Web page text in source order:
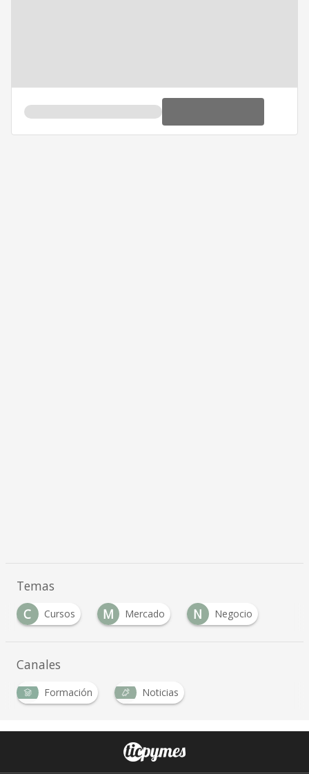
Temas
C
Cursos M Mercado N Negocio
Canales
Formación Noticias